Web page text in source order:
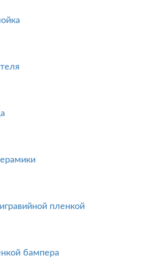
пленкой
бампера